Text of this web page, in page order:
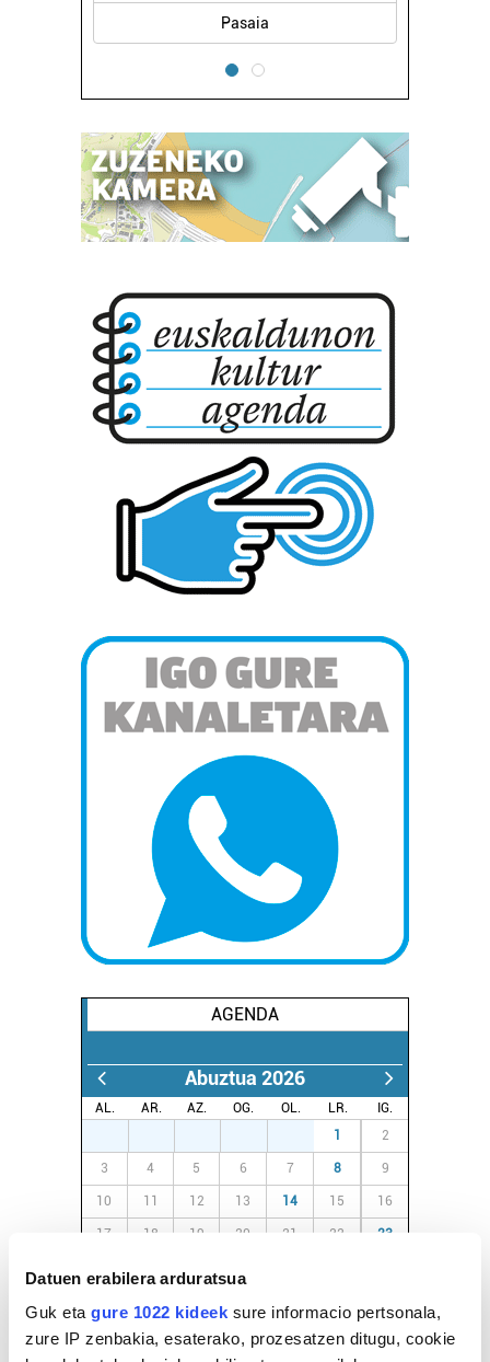
Datuen erabilera arduratsua
Guk eta gure 1022 kideek sure informacio pertsonala,
zure IP zenbakia, esaterako, prozesatzen ditugu, cookie
Pasaia
AGENDA
Abuztua 2026
AL. AR. AZ. OG. OL. LR.
IG.
1 2
3 4 5 6 7 8 9
10 11 12 13 14 15 16
17 18 19 20 21 22 23